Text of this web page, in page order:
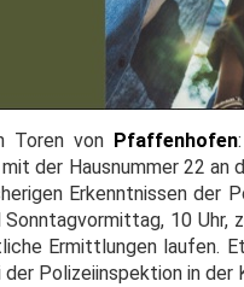
Toren von Pfaffenhofen
der Hausnummer 22
Erkenntnissen der
Sonntagvormittag, 10
Ermittlungen laufen.
Polizeiinspektion in der